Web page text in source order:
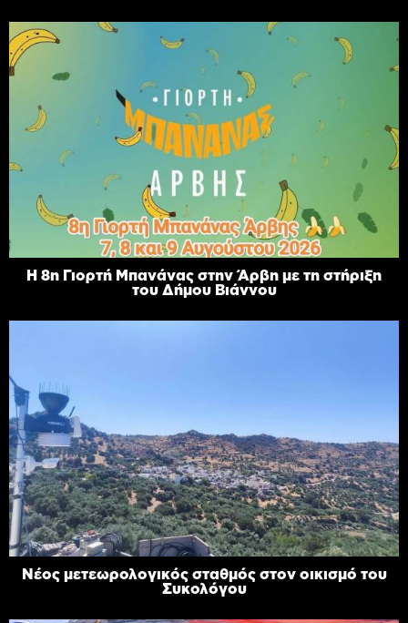
Η 8η Γιορτή Μπανάνας στην Άρβη με τη στήριξη
του Δήμου Βιάννου
Νέος μετεωρολογικός σταθμός στον οικισμό του
Συκολόγου